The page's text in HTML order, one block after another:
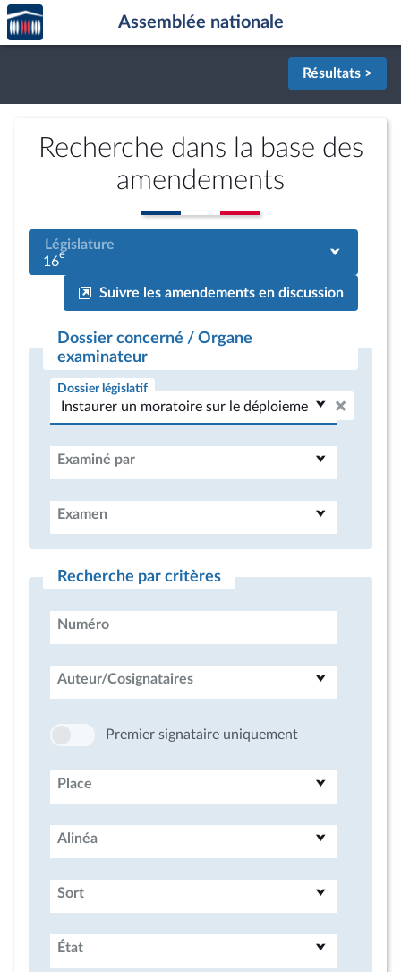
Aller au contenu
Aller en bas de la page
Accèder
à la
page
Assemblée nationale
Résultats >
Recherche dans la base des
amendements
Législature
16e
Suivre les amendements en discussion
Dossier concerné / Organe
examinateur
Dossier législatif
Examiné par
Examen
Recherche par critères
Numéro
Auteur/Cosignataires
Premier signataire uniquement
Place
Alinéa
Sort
État